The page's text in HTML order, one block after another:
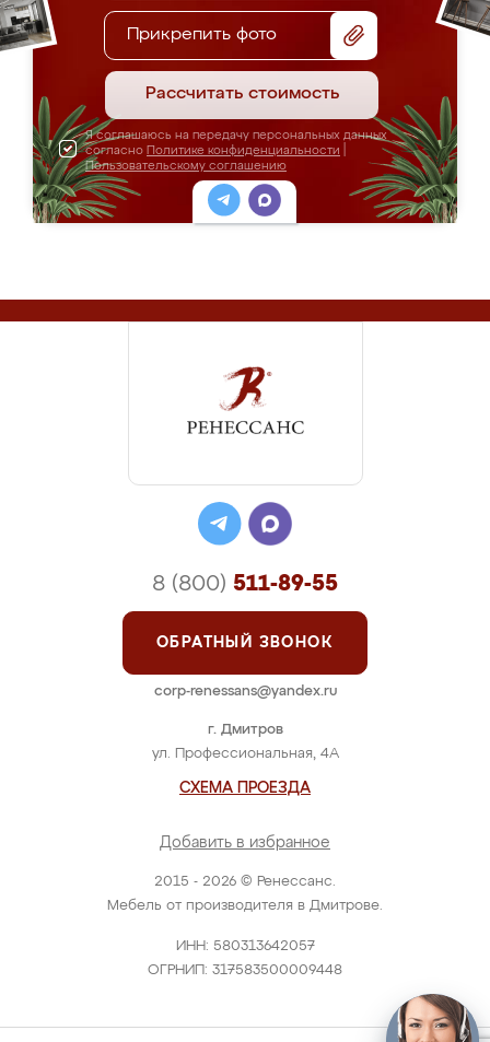
Прикрепить фото
Рассчитать стоимость
Я соглашаюсь на передачу персональных данных
согласно Политике конфиденциальности
Пользовательскому соглашению
2015 - 2026 © Ренессанс.
Мебель от производителя в Дмитрове.
ИНН: 580313642057
ОГРНИП: 317583500009448
г. Дмитров
ул. Профессиональная, 4А
СХЕМА ПРОЕЗДА
Добавить в избранное
8 (800) 511-89-55
ОБРАТНЫЙ ЗВОНОК
corp-renessans@yandex.ru